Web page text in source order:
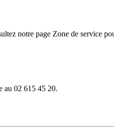
notre page Zone de service
au 02 615 45 20.